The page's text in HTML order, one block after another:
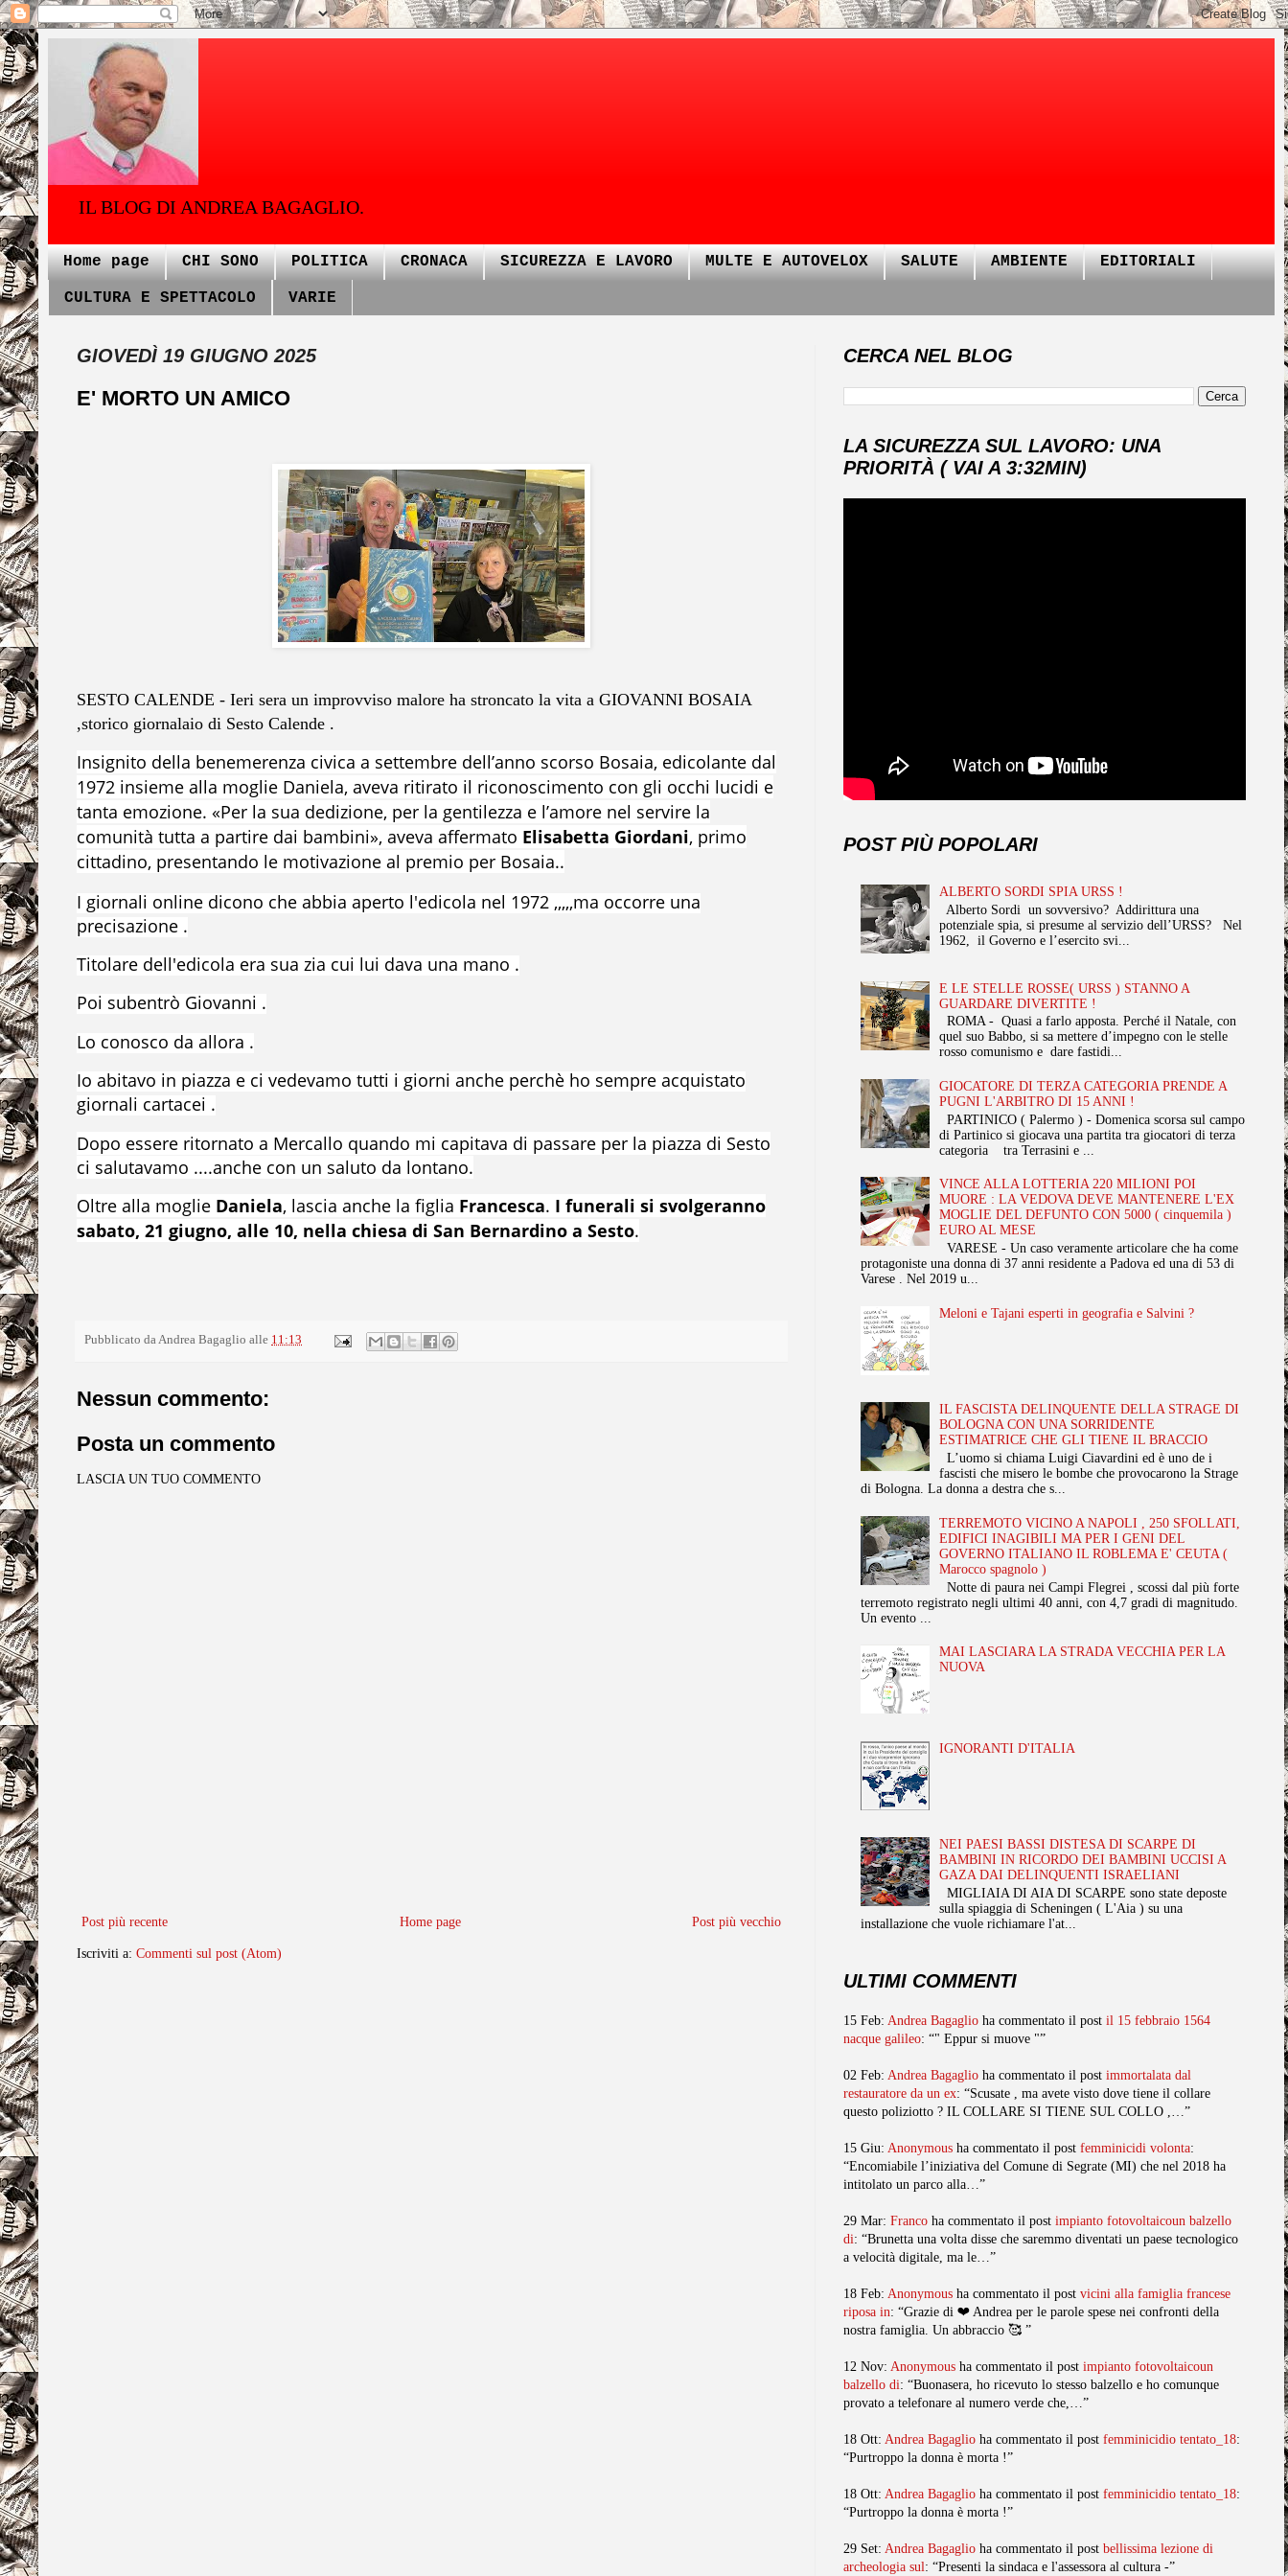
IL BLOG DI ANDREA BAGAGLIO.
Home page CHI SONO POLITICA CRONACA SICUREZZA E LAVORO MULTE E AUTOVELOX SALUTE AMBIENTE EDITORIALI
CULTURA E SPETTACOLO VARIE
GIOVEDÌ 19 GIUGNO 2025
E' MORTO UN AMICO
SESTO CALENDE - Ieri sera un improvviso malore ha stroncato la vita a GIOVANNI BOSAIA
,storico giornalaio di Sesto Calende .
Insignito della benemerenza civica a settembre dell’anno scorso Bosaia, edicolante dal
1972 insieme alla moglie Daniela, aveva ritirato il riconoscimento con gli occhi lucidi e
tanta emozione. «Per la sua dedizione, per la gentilezza e l’amore nel servire la
comunità tutta a partire dai bambini», aveva affermato Elisabetta Giordani, primo
cittadino, presentando le motivazione al premio per Bosaia..
I giornali online dicono che abbia aperto l'edicola nel 1972 ,,,,,ma occorre una
precisazione .
Titolare dell'edicola era sua zia cui lui dava una mano .
Poi subentrò Giovanni .
Lo conosco da allora .
Io abitavo in piazza e ci vedevamo tutti i giorni anche perchè ho sempre acquistato
giornali cartacei .
Dopo essere ritornato a Mercallo quando mi capitava di passare per la piazza di Sesto
ci salutavamo ....anche con un saluto da lontano.
Oltre alla moglie Daniela, lascia anche la figlia Francesca. I funerali si svolgeranno
sabato, 21 giugno, alle 10, nella chiesa di San Bernardino a Sesto.
Pubblicato daAndrea Bagaglio alle 11:13
Nessun commento:
Posta un commento
LASCIA UN TUO COMMENTO
Post più recente Post più vecchio
Home page
Iscriviti a: Commenti sul post (Atom)
CERCA NEL BLOG
LA SICUREZZA SUL LAVORO: UNA
PRIORITÀ ( VAI A 3:32MIN)
POST PIÙ POPOLARI
ALBERTO SORDI SPIA URSS !
Alberto Sordi un sovversivo? Addirittura una
potenziale spia, si presume al servizio dell’URSS? Nel
1962, il Governo e l’esercito svi...
E LE STELLE ROSSE( URSS ) STANNO A
GUARDARE DIVERTITE !
ROMA - Quasi a farlo apposta. Perché il Natale, con
quel suo Babbo, si sa mettere d’impegno con le stelle
rosso comunismo e dare fastidi...
GIOCATORE DI TERZA CATEGORIA PRENDE A
PUGNI L'ARBITRO DI 15 ANNI !
PARTINICO ( Palermo ) - Domenica scorsa sul campo
di Partinico si giocava una partita tra giocatori di terza
categoria tra Terrasini e ...
VINCE ALLA LOTTERIA 220 MILIONI POI
MUORE : LA VEDOVA DEVE MANTENERE L'EX
MOGLIE DEL DEFUNTO CON 5000 ( cinquemila )
EURO AL MESE
VARESE - Un caso veramente articolare che ha come
protagoniste una donna di 37 anni residente a Padova ed una di 53 di
Varese . Nel 2019 u...
Meloni e Tajani esperti in geografia e Salvini ?
IL FASCISTA DELINQUENTE DELLA STRAGE DI
BOLOGNA CON UNA SORRIDENTE
ESTIMATRICE CHE GLI TIENE IL BRACCIO
L’uomo si chiama Luigi Ciavardini ed è uno de i
fascisti che misero le bombe che provocarono la Strage
di Bologna. La donna a destra che s...
TERREMOTO VICINO A NAPOLI , 250 SFOLLATI,
EDIFICI INAGIBILI MA PER I GENI DEL
GOVERNO ITALIANO IL ROBLEMA E' CEUTA (
Marocco spagnolo )
Notte di paura nei Campi Flegrei , scossi dal più forte
terremoto registrato negli ultimi 40 anni, con 4,7 gradi di magnitudo.
Un evento ...
MAI LASCIARA LA STRADA VECCHIA PER LA
NUOVA
IGNORANTI D'ITALIA
NEI PAESI BASSI DISTESA DI SCARPE DI
BAMBINI IN RICORDO DEI BAMBINI UCCISI A
GAZA DAI DELINQUENTI ISRAELIANI
MIGLIAIA DI AIA DI SCARPE sono state deposte
sulla spiaggia di Scheningen ( L'Aia ) su una
installazione che vuole richiamare l'at...
ULTIMI COMMENTI
15 Feb: Andrea Bagaglio ha commentato il post il 15 febbraio 1564
nacque galileo: “" Eppur si muove "”
02 Feb: Andrea Bagaglio ha commentato il post immortalata dal
restauratore da un ex: “Scusate , ma avete visto dove tiene il collare
questo poliziotto ? IL COLLARE SI TIENE SUL COLLO ,…”
15 Giu: Anonymous ha commentato il post femminicidi volonta:
“Encomiabile l’iniziativa del Comune di Segrate (MI) che nel 2018 ha
intitolato un parco alla…”
29 Mar: Franco ha commentato il post impianto fotovoltaicoun balzello
di: “Brunetta una volta disse che saremmo diventati un paese tecnologico
a velocità digitale, ma le…”
18 Feb: Anonymous ha commentato il post vicini alla famiglia francese
riposa in: “Grazie di ❤️ Andrea per le parole spese nei confronti della
nostra famiglia. Un abbraccio 🥰 ”
12 Nov: Anonymous ha commentato il post impianto fotovoltaicoun
balzello di: “Buonasera, ho ricevuto lo stesso balzello e ho comunque
provato a telefonare al numero verde che,…”
18 Ott: Andrea Bagaglio ha commentato il post femminicidio tentato_18:
“Purtroppo la donna è morta !”
18 Ott: Andrea Bagaglio ha commentato il post femminicidio tentato_18:
“Purtroppo la donna è morta !”
29 Set: Andrea Bagaglio ha commentato il post bellissima lezione di
archeologia sul : “Presenti la sindaca e l'assessora al cultura -”